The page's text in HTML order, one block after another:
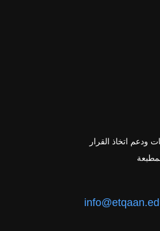
ودعم اتخاذ القرار